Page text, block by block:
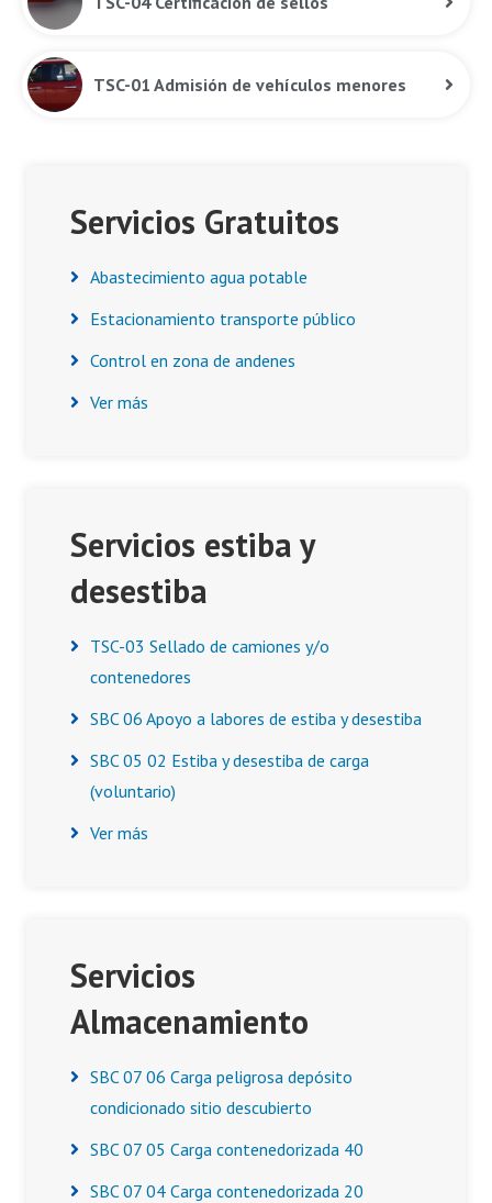
TSC-01 Admisión de vehículos menores
Servicios Gratuitos
Abastecimiento agua potable
Estacionamiento transporte público
Control en zona de andenes
Ver más
Servicios estiba y
desestiba
TSC-03 Sellado de camiones y/o
contenedores
SBC 06 Apoyo a labores de estiba y desestiba
SBC 05 02 Estiba y desestiba de carga
(voluntario)
Ver más
Servicios
Almacenamiento
SBC 07 06 Carga peligrosa depósito
condicionado sitio descubierto
SBC 07 05 Carga contenedorizada 40
SBC 07 04 Carga contenedorizada 20